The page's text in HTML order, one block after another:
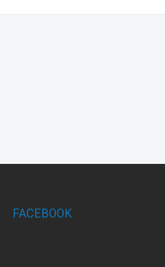
FACEBOOK